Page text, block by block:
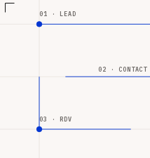
01 · LEAD
02 · CONTACT
03 · RDV